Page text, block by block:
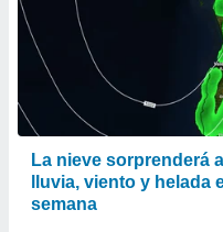
La nieve sorprenderá
lluvia, viento y helada
semana